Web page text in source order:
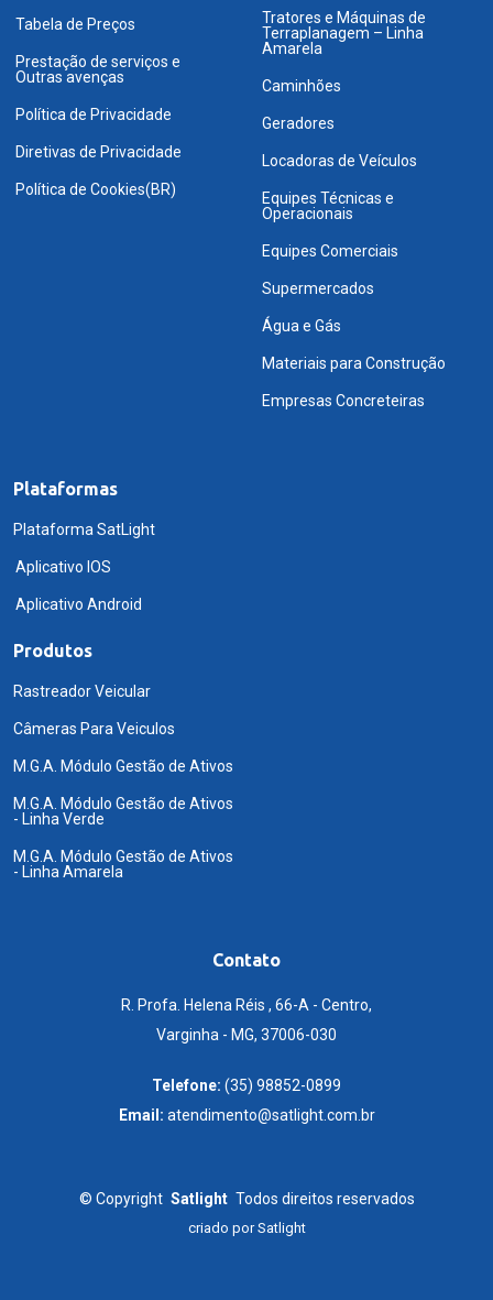
Tabela de Preços
Prestação de serviços e
Outras avenças
Política de Privacidade
Diretivas de Privacidade
Política de Cookies(BR)
Tratores e Máquinas de
Terraplanagem – Linha
Amarela
Caminhões
Geradores
Locadoras de Veículos
Equipes Técnicas e
Operacionais
Equipes Comerciais
Supermercados
Água e Gás
Materiais para Construção
Empresas Concreteiras
Plataformas
Plataforma SatLight
Aplicativo IOS
Aplicativo Android
Produtos
Rastreador Veicular
Câmeras Para Veiculos
M.G.A. Módulo Gestão de Ativos
M.G.A. Módulo Gestão de Ativos
- Linha Verde
M.G.A. Módulo Gestão de Ativos
- Linha Amarela
Contato
R. Profa. Helena Réis , 66-A - Centro,
Varginha - MG, 37006-030
Telefone: (35) 98852-0899
Email: atendimento@satlight.com.br
© Copyright Satlight Todos direitos reservados
criado porSatlight